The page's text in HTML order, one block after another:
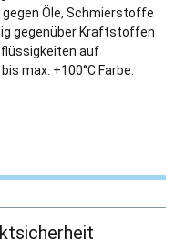
Öle, Schmierstoffe
gegenüber Kraftstoffen
auf
max. +100°C Farbe: